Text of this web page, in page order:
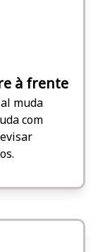
à frente
muda
com